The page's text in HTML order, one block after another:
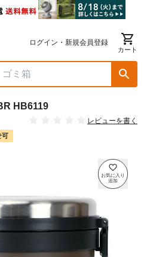
ログイン・新規会員登録
カート
HB6119
レビューを書く
可